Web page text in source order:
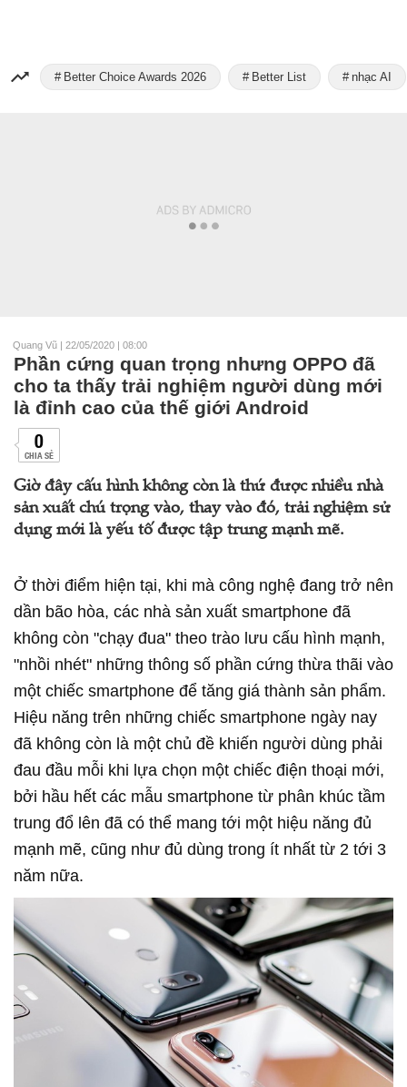
Better Choice Awards 2026 Better List nhạc AI
Quang Vũ | 22/05/2020 | 08:00
Phần cứng quan trọng nhưng OPPO đã
cho ta thấy trải nghiệm người dùng mới
là đỉnh cao của thế giới Android
0
CHIA SẺ
Giờ đây cấu hình không còn là thứ được nhiều nhà
sản xuất chú trọng vào, thay vào đó, trải nghiệm sử
dụng mới là yếu tố được tập trung mạnh mẽ.
Ở thời điểm hiện tại, khi mà công nghệ đang trở nên
dần bão hòa, các nhà sản xuất smartphone đã
không còn "chạy đua" theo trào lưu cấu hình mạnh,
"nhồi nhét" những thông số phần cứng thừa thãi vào
một chiếc smartphone để tăng giá thành sản phẩm.
Hiệu năng trên những chiếc smartphone ngày nay
đã không còn là một chủ đề khiến người dùng phải
đau đầu mỗi khi lựa chọn một chiếc điện thoại mới,
bởi hầu hết các mẫu smartphone từ phân khúc tầm
trung đổ lên đã có thể mang tới một hiệu năng đủ
mạnh mẽ, cũng như đủ dùng trong ít nhất từ 2 tới 3
năm nữa.